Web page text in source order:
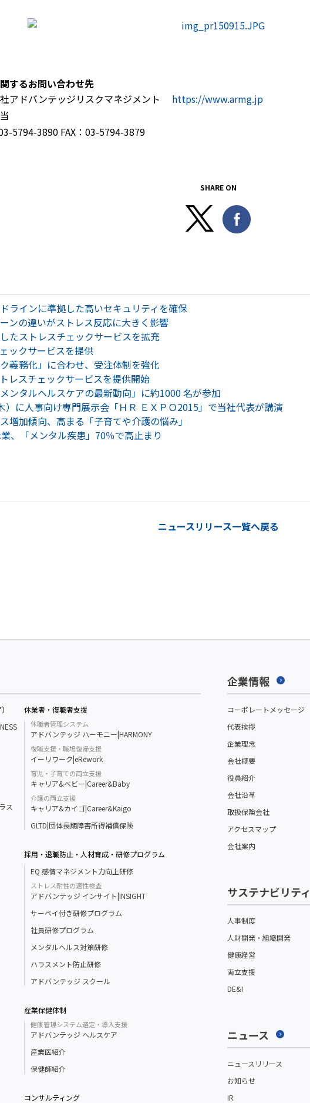
するお問い合わせ先
アドバンテッジリスクマネジメント
https://www.armg.jp
5794-3890 FAX：03-5794-3879
SHARE ON
ラインに準拠した高いセキュリティを確保
ンの違いがストレス反応に大きく影響
たストレスチェックサービスを拡充
ックサービスを提供
義務化」に合わせ、受注体制を強化
レスチェックサービスを提供開始
ンタルヘルスケアの最新動向」に約1000 名が参加
）に人事向け専門展示会「ＨＲ ＥＸＰＯ2015」で当社代表が講演
増加傾向、高まる「子育てや介護の悩み」
、「メンタル疾患」70％で高止まり
ニュースリリース一覧へ戻る
ス
休業者・復職者支援
休職者管理システム
アドバンテッジ ハーモニー|HARMONY
復職支援・職場復帰支援
イーリワーク|eRework
育児・子育ての両立支援
キャリア&ベビー|Career&Baby
介護の両立支援
キャリア&カイゴ|Career&Kaigo
GLTD|団体長期障害所得補償保険
採用・退職防止・人材育成・研修プログラム
EQ 感情マネジメント力向上研修
ストレス耐性の適性検査
アドバンテッジ インサイト|INSIGHT
サーベイ付き研修プログラム
社員研修プログラム
メンタルヘルス対策研修
ハラスメント防止研修
アドバンテッジ スクール
産業保健体制
健康管理システム選定・導入支援
アドバンテッジ ヘルスケア
産業医紹介
保健師紹介
コンサルティング
企業情報
コーポレートメッセージ
代表挨拶
企業理念
会社概要
役員紹介
会社沿革
取扱保険会社
アクセスマップ
会社案内
サステナビリティ
人事制度
人財開発・組織開発
健康経営
両立支援
DE&I
ニュース
ニュースリリース
お知らせ
IR